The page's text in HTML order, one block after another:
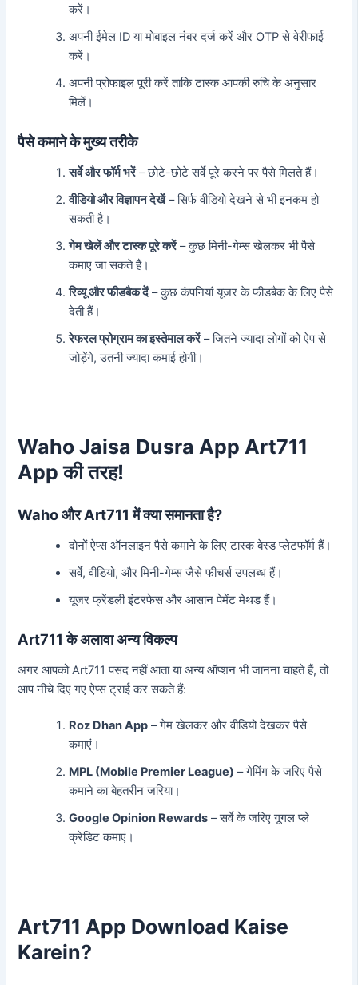
करें।
अपनी ईमेल ID या मोबाइल नंबर दर्ज करें और OTP से वेरीफाई
करें।
अपनी प्रोफाइल पूरी करें ताकि टास्क आपकी रुचि के अनुसार
मिलें।
पैसे कमाने के मुख्य तरीके
सर्वे और फॉर्म भरें– छोटे-छोटे सर्वे पूरे करने पर पैसे मिलते हैं।
वीडियो और विज्ञापन देखें– सिर्फ वीडियो देखने से भी इनकम हो
सकती है।
गेम खेलें और टास्क पूरे करें– कुछ मिनी-गेम्स खेलकर भी पैसे
कमाए जा सकते हैं।
रिव्यू और फीडबैक दें– कुछ कंपनियां यूजर के फीडबैक के लिए पैसे
देती हैं।
रेफरल प्रोग्राम का इस्तेमाल करें– जितने ज्यादा लोगों को ऐप से
जोड़ेंगे, उतनी ज्यादा कमाई होगी।
Waho Jaisa Dusra App Art711
App की तरह!
Waho और Art711 में क्या समानता है?
दोनों ऐप्स ऑनलाइन पैसे कमाने के लिए टास्क बेस्ड प्लेटफॉर्म हैं।
सर्वे, वीडियो, और मिनी-गेम्स जैसे फीचर्स उपलब्ध हैं।
यूजर फ्रेंडली इंटरफेस और आसान पेमेंट मेथड हैं।
Art711 के अलावा अन्य विकल्प
अगर आपको Art711 पसंद नहीं आता या अन्य ऑप्शन भी जानना चाहते हैं, तो
आप नीचे दिए गए ऐप्स ट्राई कर सकते हैं:
Roz Dhan App – गेम खेलकर और वीडियो देखकर पैसे
कमाएं।
MPL (Mobile Premier League) – गेमिंग के जरिए पैसे
कमाने का बेहतरीन जरिया।
Google Opinion Rewards – सर्वे के जरिए गूगल प्ले
क्रेडिट कमाएं।
Art711 App Download Kaise
Karein?